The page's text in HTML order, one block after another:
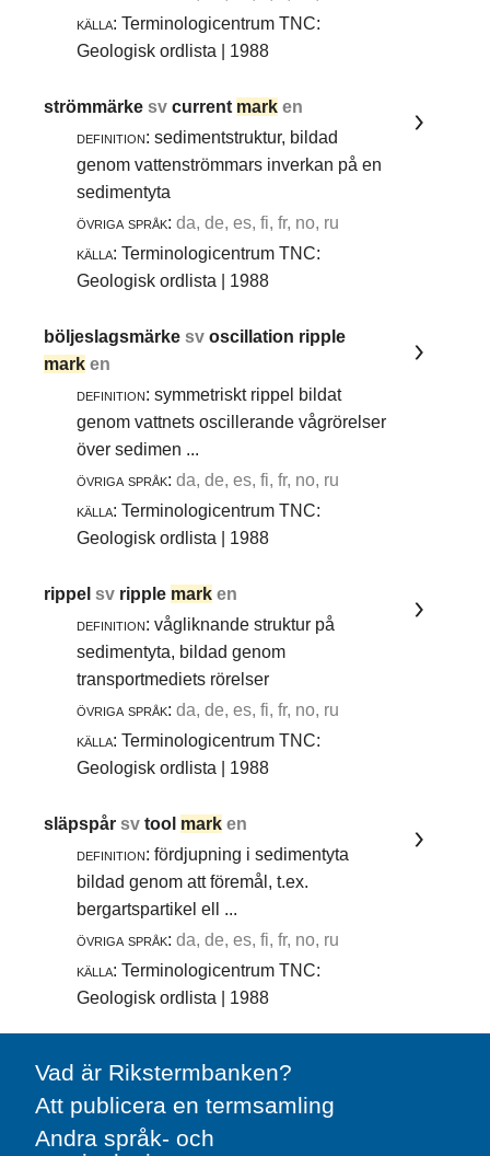
källa: Terminologicentrum TNC:
Geologisk ordlista | 1988
strömmärkesvcurrent mark en
definition: sedimentstruktur, bildad
genom vattenströmmars inverkan på en
sedimentyta
övriga språk: da, de, es, fi, fr, no, ru
källa: Terminologicentrum TNC:
Geologisk ordlista | 1988
böljeslagsmärkesvoscillation ripple
mark en
definition: symmetriskt rippel bildat
genom vattnets oscillerande vågrörelser
över sedimen ...
övriga språk: da, de, es, fi, fr, no, ru
källa: Terminologicentrum TNC:
Geologisk ordlista | 1988
rippelsv ripple mark en
definition: vågliknande struktur på
sedimentyta, bildad genom
transportmediets rörelser
övriga språk: da, de, es, fi, fr, no, ru
källa: Terminologicentrum TNC:
Geologisk ordlista | 1988
släpspårsvtool mark en
definition: fördjupning i sedimentyta
bildad genom att föremål, t.ex.
bergartspartikel ell ...
övriga språk: da, de, es, fi, fr, no, ru
källa: Terminologicentrum TNC:
Geologisk ordlista | 1988
Vad är Rikstermbanken?
Att publicera en termsamling
Andra språk- och